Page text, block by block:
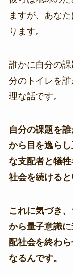
ますが、あな
ります。
誰かに自分の
分のトイレを
理な話です。
自分の課題を
から目を逸ら
な支配者と犠
社会を続けると
これに気づき
から量子意識
配社会を終わ
なるんです。